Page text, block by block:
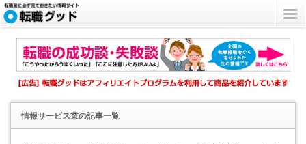
情報サービス業の記事一覧